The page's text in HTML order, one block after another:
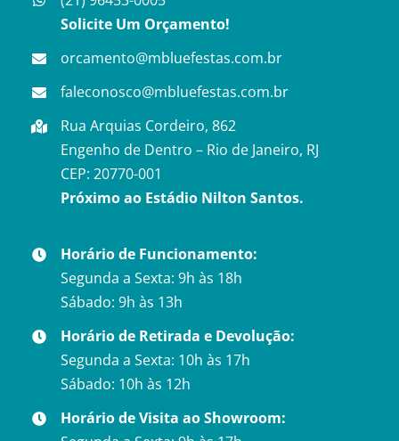
Solicite Um Orçamento!
orcamento@mbluefestas.com.br
faleconosco@mbluefestas.com.br
Rua Arquias Cordeiro, 862
Engenho de Dentro – Rio de Janeiro, RJ
CEP: 20770-001
Próximo ao Estádio Nilton Santos.
Horário de Funcionamento:
Segunda a Sexta: 9h às 18h
Sábado: 9h às 13h
Horário de Retirada e Devolução:
Segunda a Sexta: 10h às 17h
Sábado: 10h às 12h
Horário de Visita ao Showroom: